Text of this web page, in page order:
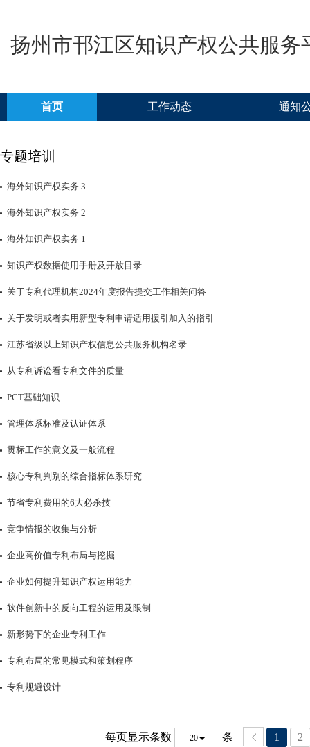
扬州市邗江区知识产权公共服务
首页 工作动态 通知
专题培训
海外知识产权实务 3
海外知识产权实务 2
海外知识产权实务 1
知识产权数据使用手册及开放目录
关于专利代理机构2024年度报告提交工作相关问答
关于发明或者实用新型专利申请适用援引加入的指引
江苏省级以上知识产权信息公共服务机构名录
从专利诉讼看专利文件的质量
PCT基础知识
管理体系标准及认证体系
贯标工作的意义及一般流程
核心专利判别的综合指标体系研究
节省专利费用的6大必杀技
竞争情报的收集与分析
企业高价值专利布局与挖掘
企业如何提升知识产权运用能力
软件创新中的反向工程的运用及限制
新形势下的企业专利工作
专利布局的常见模式和策划程序
专利规避设计
每页显示条数 20 条 1 2